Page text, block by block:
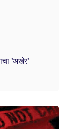
'अखेर'